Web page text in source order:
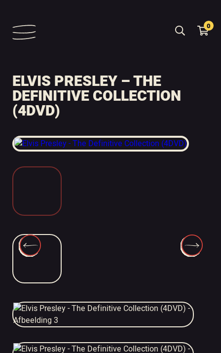
0
ELVIS PRESLEY – THE
DEFINITIVE COLLECTION
(4DVD)